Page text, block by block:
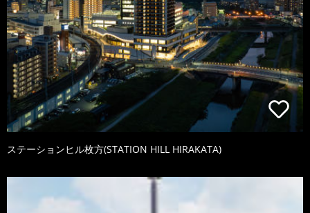
ステーションヒル枚方(STATION HILL HIRAKATA)